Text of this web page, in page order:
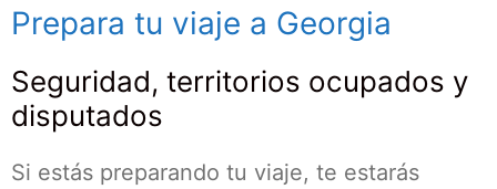
Prepara tu viaje a Georgia
Seguridad, territorios ocupados y
disputados
Si estás preparando tu viaje, te estarás